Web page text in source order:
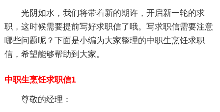
光阴如水，我们将带着新的期许，开启新一轮的求
职，这时候需要提前写好求职信了哦。写求职信需要注意
哪些问题呢？下面是小编为大家整理的中职生烹饪求职
信，希望能够帮助到大家。
中职生烹饪求职信1
尊敬的经理：